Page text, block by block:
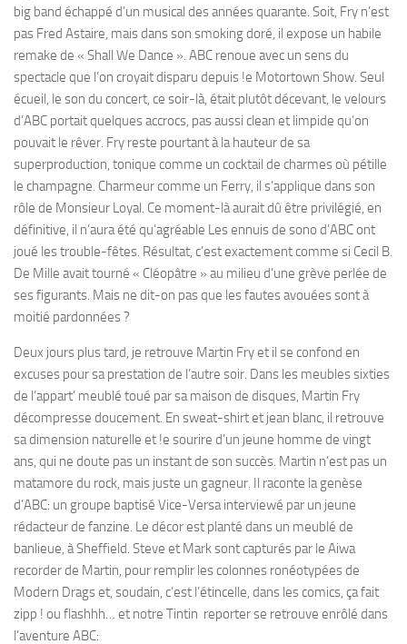
big band échappé d’un musical des années quarante. Soit, Fry n’est
pas Fred Astaire, mais dans son smoking doré, il expose un habile
remake de « Shall We Dance ». ABC renoue avec un sens du
spectacle que l’on croyait disparu depuis !e Motortown Show. Seul
écueil, le son du concert, ce soir-là, était plutôt décevant, le velours
d’ABC portait quelques accrocs, pas aussi clean et limpide qu’on
pouvait le rêver. Fry reste pourtant à la hauteur de sa
superproduction, tonique comme un cocktail de charmes où pétille
le champagne. Charmeur comme un Ferry, il s’applique dans son
rôle de Monsieur Loyal. Ce moment-là aurait dû être privilégié, en
définitive, il n’aura été qu’agréable Les ennuis de sono d’ABC ont
joué les trouble-fêtes. Résultat, c’est exactement comme si Cecil B.
De Mille avait tourné « Cléopâtre » au milieu d’une grève perlée de
ses figurants. Mais ne dit-on pas que les fautes avouées sont à
moitié pardonnées ?
Deux jours plus tard, je retrouve Martin Fry et il se confond en
excuses pour sa prestation de l’autre soir. Dans les meubles sixties
de l’appart’ meublé toué par sa maison de disques, Martin Fry
décompresse doucement. En sweat-shirt et jean blanc, il retrouve
sa dimension naturelle et !e sourire d’un jeune homme de vingt
ans, qui ne doute pas un instant de son succès. Martin n’est pas un
matamore du rock, mais juste un gagneur. Il raconte la genèse
d’ABC: un groupe baptisé Vice-Versa interviewé par un jeune
rédacteur de fanzine. Le décor est planté dans un meublé de
banlieue, à Sheffield. Steve et Mark sont capturés par le Aiwa
recorder de Martin, pour remplir les colonnes ronéotypées de
Modern Drags et, soudain, c’est l’étincelle, dans les comics, ça fait
zipp ! ou flashhh… et notre Tintin reporter se retrouve enrôlé dans
l’aventure ABC: